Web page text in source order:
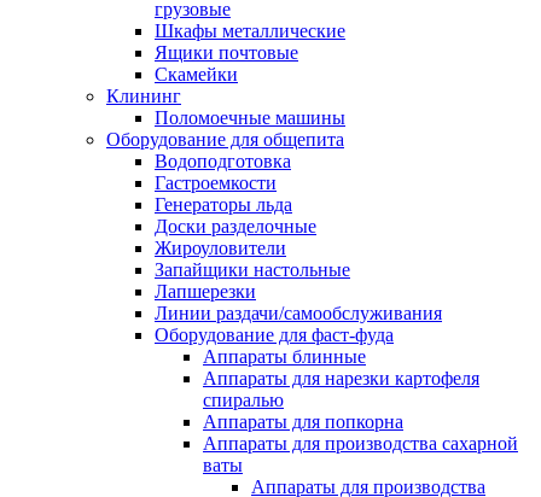
грузовые
Шкафы металлические
Ящики почтовые
Скамейки
Клининг
Поломоечные машины
Оборудование для общепита
Водоподготовка
Гастроемкости
Генераторы льда
Доски разделочные
Жироуловители
Запайщики настольные
Лапшерезки
Линии раздачи/самообслуживания
Оборудование для фаст-фуда
Аппараты блинные
Аппараты для нарезки картофеля
спиралью
Аппараты для попкорна
Аппараты для производства сахарной
ваты
Аппараты для производства